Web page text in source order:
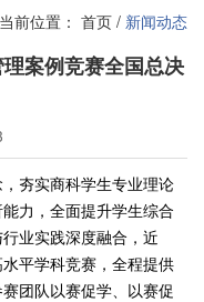
当前位置： 首页 / 新闻动态
案例竞赛全国总决
夯实商科学生专业理论
力，全面提升学生综合
业实践深度融合，近
平学科竞赛，全程提供
团队以赛促学、以赛促